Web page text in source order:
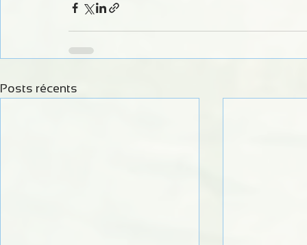
Posts récents